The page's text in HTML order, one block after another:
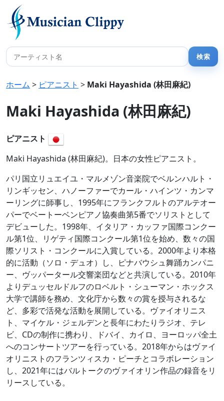
ホーム > ピアニスト > Maki Hayashida (林田麻紀)
Maki Hayashida (林田麻紀)
ピアニスト
Maki Hayashida (林田麻紀)。日本の女性ピアニスト。
パリ国立リュエイユ・マルメゾン音楽院でベルンハルト・
リンギッセン、ハノーファーでカール・ハインツ・カンマ
ーリングに師事し、1995年にフランクフルトのアルテオー
パーでベートーベンピアノ協奏曲第5番でソリストとして
デビューした。1998年、イタリア・カッファ国際コンクー
ル第1位、リゲティ国際コンクール第1位を始め、数々の国
際ソリスト・コンクールに入賞している。2000年より本格
的に活動（ソロ・デュオ）し、ピナバウシュ舞踊カンパニ
ー、ヴッパータール交響楽団などと共演している。2010年
よりデュッセルドルフのロベルト・シューマン・ホックス
大学で講師を務め、文化庁から数々の賞を授与されるな
ど、多彩で活発な活動を展開している。ヴァイオリニス
ト、マイケル・ジェルデンと長年にわたりラジオ、テレ
ビ、CDの制作に携わり、ドバイ、カイロ、ヨーロッパ全土
へのコンサートツアーを行っている。2018年からはヴァイ
オリニストのフランツィスカ・ピーチとコラボレーション
し、2021年にはバルトークのヴァイオリン作品の録音をリ
リースしている。